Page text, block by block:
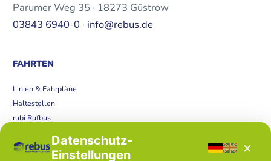
Parumer Weg 35 · 18273 Güstrow
03843 6940-0 · info@rebus.de
FAHRTEN
Linien & Fahrpläne
Haltestellen
rubi Rufbus
Störungen Datenschutz-
Einstellungen
×